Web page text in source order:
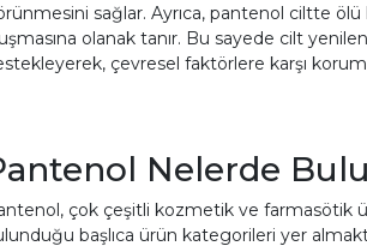
sağlar. Ayrıca, pantenol ciltte ölü
olanak tanır. Bu sayede cilt
çevresel faktörlere karşı
Nelerde
çok çeşitli kozmetik ve farmasötik
başlıca ürün kategorileri yer